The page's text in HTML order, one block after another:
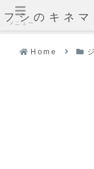
フシのキネ
Home
メニュー